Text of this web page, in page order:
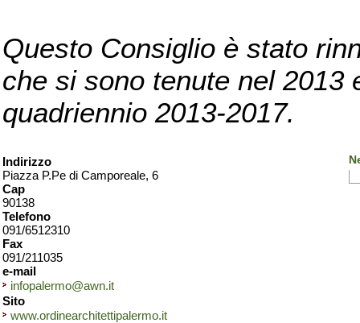
Questo Consiglio è stato
che si sono tenute nel 2013
quadriennio 2013-2017.
Indirizzo
Piazza P.Pe di Camporeale, 6
Cap
90138
Telefono
091/6512310
Fax
091/211035
e-mail
infopalermo@awn.it
Sito
www.ordinearchitettipalermo.it